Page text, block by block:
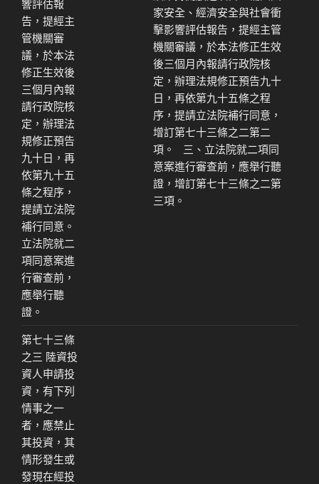
響評估報
告，提經主
管機關審
議，於本法
修正生效後
三個月內報
請行政院核
定，辦理法
規修正預告
九十日，再
依第九十五
條之程序，
提請立法院
補行同意。
立法院就二
項同意案進
行審查前，
應舉行聽
證。
家安全、經濟安全與社會衝
擊影響評估報告，提經主管
機關審議，於本法修正生效
後三個月內報請行政院核
定，辦理法規修正預告九十
日，再依第九十五條之程
序，提請立法院補行同意，
增訂第七十三條之二第二
項。 三、立法院就二項同
意案進行審查前，應舉行聽
證，增訂第七十三條之二第
三項。
第七十三條
之三 陸資投
資人申請投
資，有下列
情事之一
者，應禁止
其投資，其
情形發生或
發現在經投